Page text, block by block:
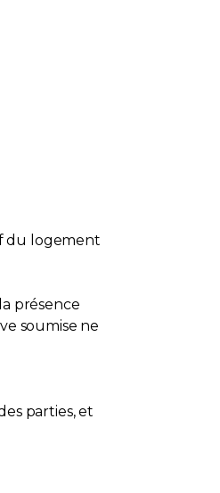
du logement
présence
soumise ne
parties, et